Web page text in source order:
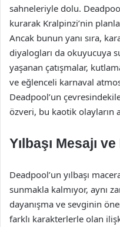
sahneleriyle dolu.
kurarak Kralpinzi’nin
Ancak bunun yanı sıra,
diyalogları da okuyucuya
yaşanan çatışmalar,
ve eğlenceli karnaval
Deadpool’un
özveri, bu kaotik olayların
Yılbaşı Mesajı
Deadpool’un yılbaşı
sunmakla kalmıyor, aynı
dayanışma ve sevginin
farklı karakterlerle olan